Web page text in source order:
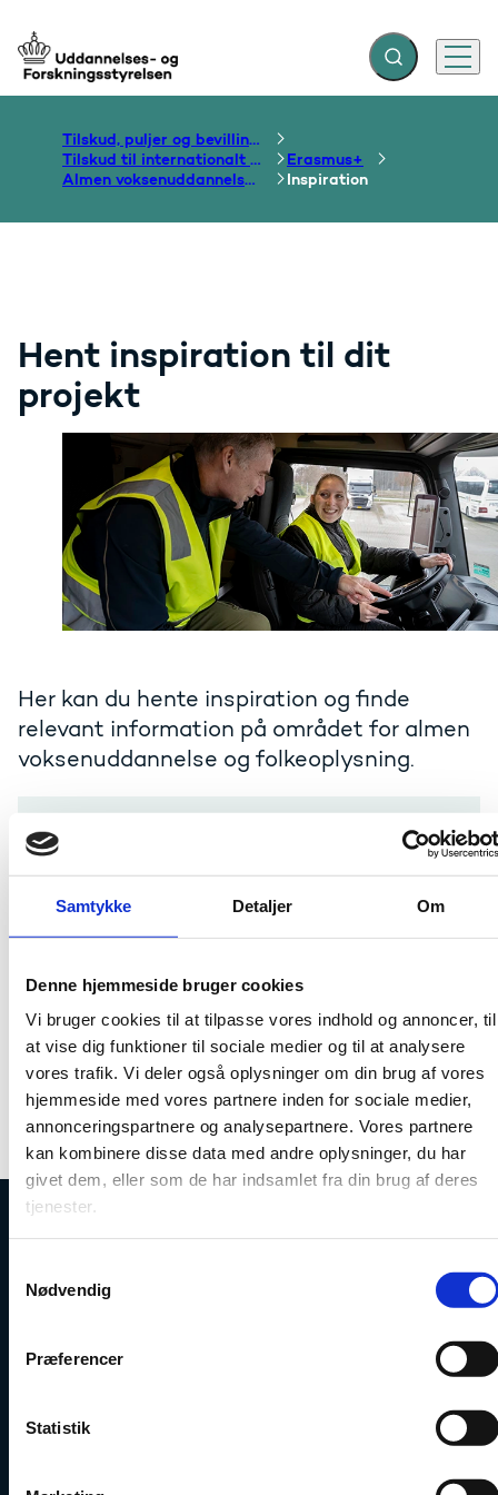
Samtykke Detaljer Om
Denne hjemmeside bruger cookies
Vi bruger cookies til at tilpasse vores indhold og annoncer, til
at vise dig funktioner til sociale medier og til at analysere
vores trafik. Vi deler også oplysninger om din brug af vores
hjemmeside med vores partnere inden for sociale medier,
annonceringspartnere og analysepartnere. Vores partnere
kan kombinere disse data med andre oplysninger, du har
givet dem, eller som de har indsamlet fra din brug af deres
tjenester.
Nødvendig
Præferencer
Statistik
Gå til forsiden Fold søgefelt ud
Menu
Tilskud, puljer og bevillinger
Tilskud til internationalt samarbejde om uddannelse
Erasmus+
Almen voksenuddannelse og folkeoplysning
Inspiration
Hent inspiration til dit
projekt
Her kan du hente inspiration og finde
relevant information på området for almen
voksenuddannelse og folkeoplysning.
Informationsmateriale
Nyhedsbrev og sociale medier
Nyttige links